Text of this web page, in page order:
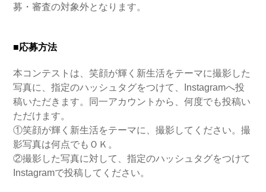
募・審査の対象外となります。
■応募方法
本コンテストは、笑顔が輝く新生活をテーマに撮影した
写真に、指定のハッシュタグをつけて、Instagramへ投
稿いただきます。同一アカウントから、何度でも投稿い
ただけます。
①笑顔が輝く新生活をテーマに、撮影してください。撮
影写真は何点でもＯＫ。
②撮影した写真に対して、指定のハッシュタグをつけて
Instagramで投稿してください。